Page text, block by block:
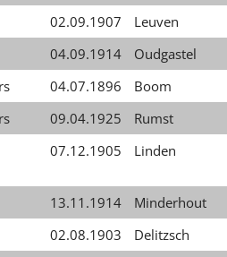
02.09.1907
Leuven
04.09.1914
Oudgastel
04.07.1896
Boom
09.04.1925
Rumst
07.12.1905 Linden
13.11.1914
Minderhout
02.08.1903
Delitzsch